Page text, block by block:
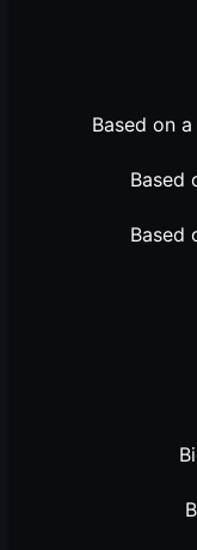
Based on
Based
Based